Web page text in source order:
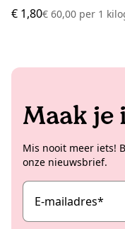
€ 1,80€ 60,00 per 1
Maak
Mis nooit meer iets!
onze nieuwsbrief.
E-mailadres*